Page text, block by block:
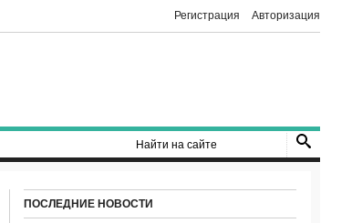
Регистрация Авторизация
ПОСЛЕДНИЕ НОВОСТИ